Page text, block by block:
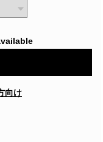
向け